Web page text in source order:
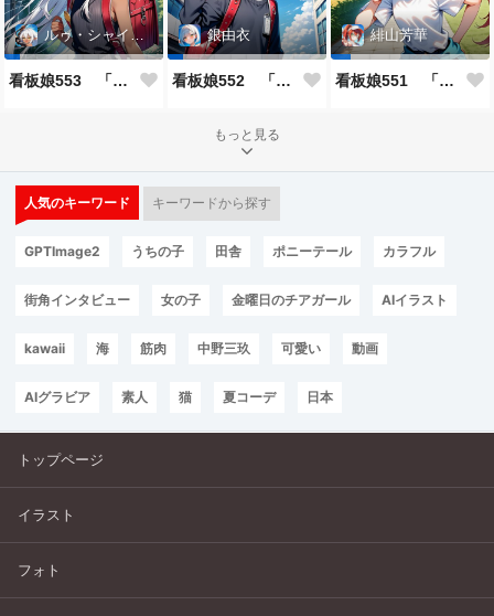
ルゥ・シャイニー
看板娘553 「ルゥ・シャイニーのよもやま話」
銀由衣
看板娘552 「銀由衣」
緋山芳華
看板娘551 「緋山芳華のよもやま話」
もっと見る
人気のキーワード キーワードから探す
GPTImage2 うちの子 田舎 ポニーテール カラフル
街角インタビュー 女の子 金曜日のチアガール AIイラスト
kawaii 海 筋肉 中野三玖 可愛い 動画
AIグラビア 素人 猫 夏コーデ 日本
トップページ
イラスト
フォト